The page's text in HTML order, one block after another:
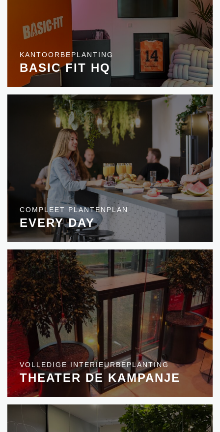
KANTOORBEPLANTING
BASIC FIT HQ
COMPLEET PLANTENPLAN
EVERY DAY
VOLLEDIGE INTERIEURBEPLANTING
THEATER DE KAMPANJE